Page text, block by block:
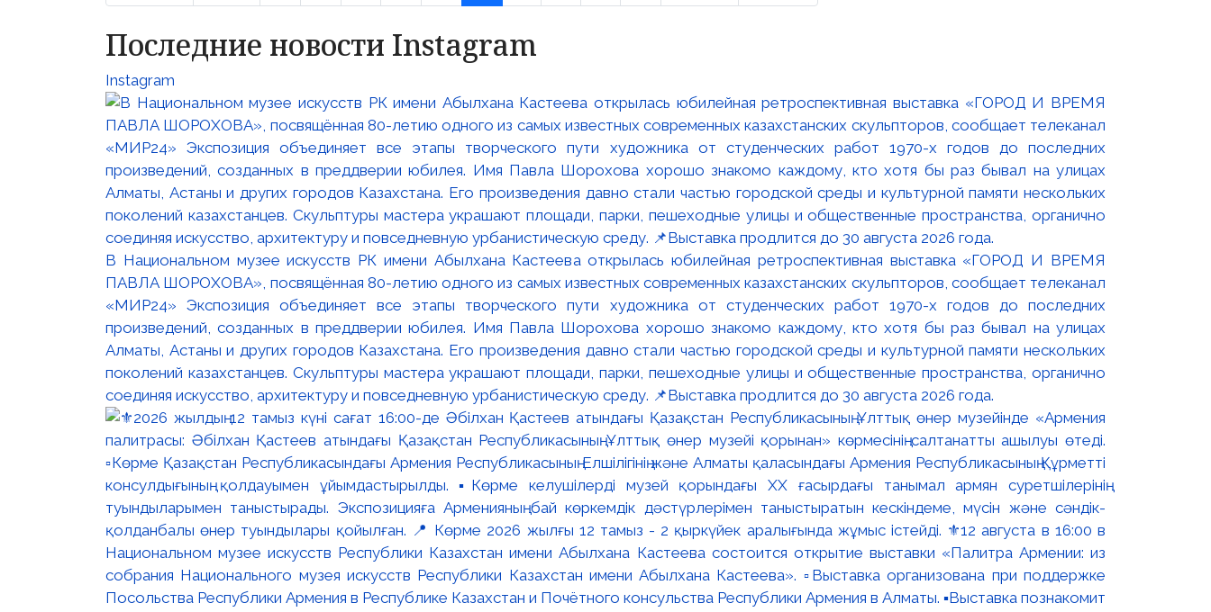
Последние новости Instagram
Instagram
В Национальном музее искусств РК имени Абылхана Кастеева открылась юбилейная ретроспективная выставка «ГОРОД И ВРЕМЯ
ПАВЛА ШОРОХОВА», посвящённая 80-летию одного из самых известных современных казахстанских скульпторов, сообщает телеканал
«МИР24» Экспозиция объединяет все этапы творческого пути художника от студенческих работ 1970-х годов до последних
произведений, созданных в преддверии юбилея. Имя Павла Шорохова хорошо знакомо каждому, кто хотя бы раз бывал на улицах
Алматы, Астаны и других городов Казахстана. Его произведения давно стали частью городской среды и культурной памяти нескольких
поколений казахстанцев. Скульптуры мастера украшают площади, парки, пешеходные улицы и общественные пространства, органично
соединяя искусство, архитектуру и повседневную урбанистическую среду. 📌Выставка продлится до 30 августа 2026 года.